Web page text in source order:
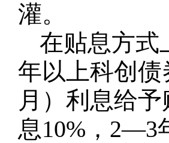
灌。
在贴息方式
年以上科创
月）利息给
息10%，2—3